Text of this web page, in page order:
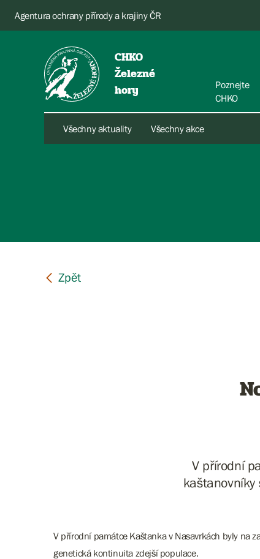
Agentura ochrany přírody a krajiny ČR
CHKO
Železné
hory
Poznejte
CHKO
Všechny aktuality Všechny akce
V přírodní
kaštanovníky
V přírodní památce Kaštanka v Nasavrkách byly na
genetická kontinuita zdejší populace.